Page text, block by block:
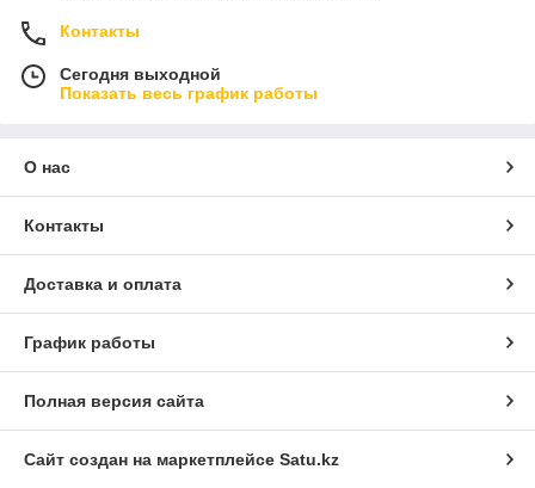
Контакты
Сегодня выходной
Показать весь график работы
О нас
Контакты
Доставка и оплата
График работы
Полная версия сайта
Сайт создан на маркетплейсе Satu.kz